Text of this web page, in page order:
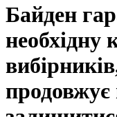
​Байден
необхідну